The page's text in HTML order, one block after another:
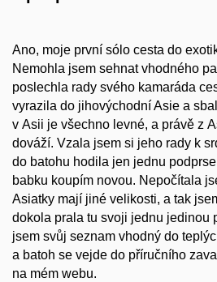
Ano, moje první sólo cesta do
Nemohla jsem sehnat vhodného
poslechla rady svého kamaráda
vyrazila do jihovýchodní Asie a
v Asii je všechno levné, a právě z
dováží. Vzala jsem si jeho rady k
do batohu hodila jen jednu
babku koupím novou. Nepočítala
Asiatky mají jiné velikosti, a tak
dokola prala tu svoji jednu jedinou
jsem svůj seznam vhodný do
a batoh se vejde do příručního
na mém webu.